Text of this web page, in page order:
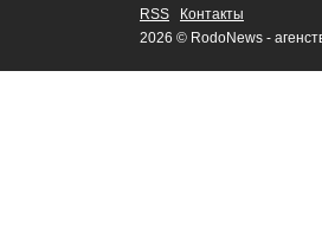
RSS
Контакты
2026 © RodoNews -